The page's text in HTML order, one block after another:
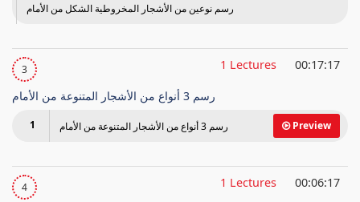
رسم نوعين من الأشجار المخروطية الشكل من الأمام
3 1 Lectures 00:17:17
رسم 3 أنواع من الأشجار المتنوعة من الأمام
1 Preview رسم 3 أنواع من الأشجار المتنوعة من الأمام
4 1 Lectures 00:06:17